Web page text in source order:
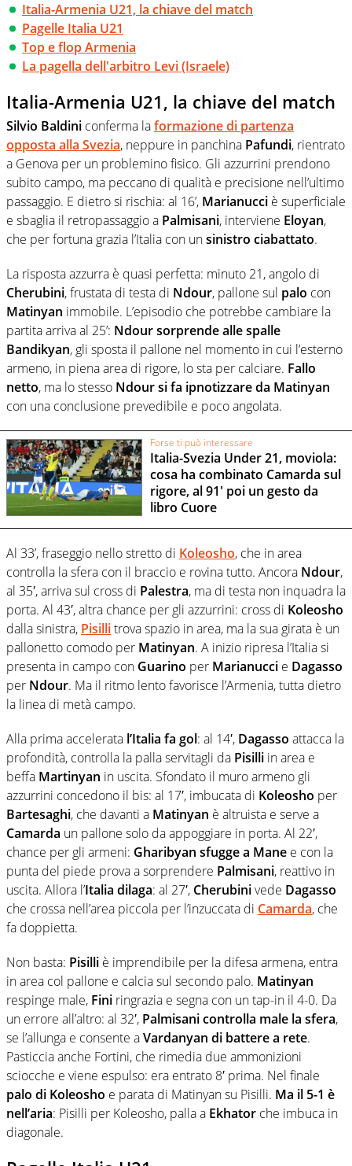
Italia-Armenia U21, la chiave del match
Pagelle Italia U21
Top e flop Armenia
La pagella dell'arbitro Levi (Israele)
Italia-Armenia U21, la chiave del match
Silvio Baldini conferma laformazione di partenza
opposta alla Svezia, neppure in panchina Pafundi, rientrato
a Genova per un problemino fisico. Gli azzurrini prendono
subito campo, ma peccano di qualità e precisione nell’ultimo
passaggio. E dietro si rischia: al 16’, Marianucci è superficiale
e sbaglia il retropassaggio a Palmisani, interviene Eloyan,
che per fortuna grazia l’Italia con unsinistro ciabattato.
La risposta azzurra è quasi perfetta: minuto 21, angolo di
Cherubini, frustata di testa di Ndour, pallone sul palo con
Matinyan immobile. L’episodio che potrebbe cambiare la
partita arriva al 25’: Ndour sorprende alle spalle
Bandikyan, gli sposta il pallone nel momento in cui l’esterno
armeno, in piena area di rigore, lo sta per calciare. Fallo
netto, ma lo stesso Ndour si fa ipnotizzare da Matinyan
con una conclusione prevedibile e poco angolata.
Forse ti può interessare
Italia-Svezia Under 21, moviola:
cosa ha combinato Camarda sul
rigore, al 91' poi un gesto da
libro Cuore
Al 33’, fraseggio nello stretto di Koleosho, che in area
controlla la sfera con il braccio e rovina tutto. Ancora Ndour,
al 35′, arriva sul cross di Palestra, ma di testa non inquadra la
porta. Al 43′, altra chance per gli azzurrini: cross di Koleosho
dalla sinistra, Pisillitrova spazio in area, ma la sua girata è un
pallonetto comodo per Matinyan. A inizio ripresa l’Italia si
presenta in campo con Guarino per Marianucci e Dagasso
per Ndour. Ma il ritmo lento favorisce l’Armenia, tutta dietro
la linea di metà campo.
Alla prima accelerata l’Italia fa gol: al 14′, Dagasso attacca la
profondità, controlla la palla servitagli da Pisilli in area e
beffa Martinyan in uscita. Sfondato il muro armeno gli
azzurrini concedono il bis: al 17′, imbucata di Koleosho per
Bartesaghi, che davanti a Matinyan è altruista e serve a
Camarda un pallone solo da appoggiare in porta. Al 22′,
chance per gli armeni: Gharibyan sfugge a Mane e con la
punta del piede prova a sorprendere Palmisani, reattivo in
uscita. Allora l’Italia dilaga: al 27′, Cherubinivede Dagasso
che crossa nell’area piccola per l’inzuccata di Camarda, che
fa doppietta.
Non basta: Pisilli è imprendibile per la difesa armena, entra
in area col pallone e calcia sul secondo palo. Matinyan
respinge male, Fini ringrazia e segna con un tap-in il 4-0. Da
un errore all’altro: al 32′, Palmisani controlla male la sfera,
se l’allunga e consente aVardanyan di battere a rete.
Pasticcia anche Fortini, che rimedia due ammonizioni
sciocche e viene espulso: era entrato 8′ prima. Nel finale
palo di Koleosho e parata di Matinyan su Pisilli. Ma il 5-1 è
nell’aria: Pisilli per Koleosho, palla a Ekhator che imbuca in
diagonale.